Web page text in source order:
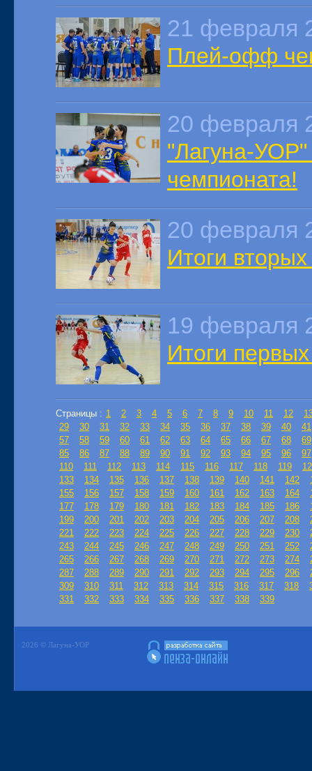
21 февраля
Плей-офф
20 февраля
"Лагуна-УОР"
чемпионата!
20 февраля
Итоги
19 февраля
Итоги
Страницы : 1 2 3 4 5 6 7 8 9 10 11 12
29
30 31 32 33 34 35 36 37 38 39 40
41
57
58 59 60 61 62 63 64 65 66 67 68
69
85
86 87 88 89 90 91 92 93 94 95 96
97
110
111 112 113 114 115 116 117 118 119
133
134 135 136 137 138 139 140 141 142
155
156 157 158 159 160 161 162 163 164
177
178 179 180 181 182 183 184 185 186
199
200 201 202 203 204 205 206 207 208
221
222 223 224 225 226 227 228 229 230
243
244 245 246 247 248 249 250 251 252
265
266 267 268 269 270 271 272 273 274
287
288 289 290 291 292 293 294 295 296
309
310 311 312 313 314 315 316 317 318
331
332 333 334 335 336 337 338 339
2026 © Лагуна-УОР